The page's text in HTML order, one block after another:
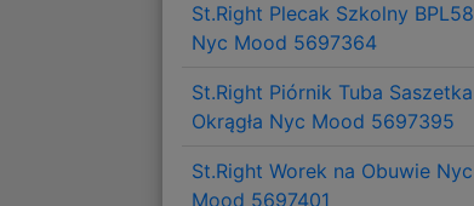
St.Right Plecak Szkolny BPL58
Nyc Mood 5697364
St.Right Piórnik Tuba Saszetka
Okrągła Nyc Mood 5697395
St.Right Worek na Obuwie Nyc
Mood 5697401